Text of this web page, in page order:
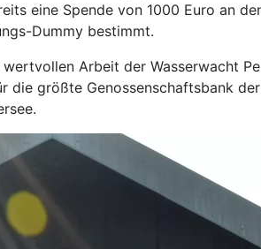
eine Spende von 1000 Euro an
Dummy bestimmt.
Arbeit der Wasserwacht
die größte Genossenschaftsbank